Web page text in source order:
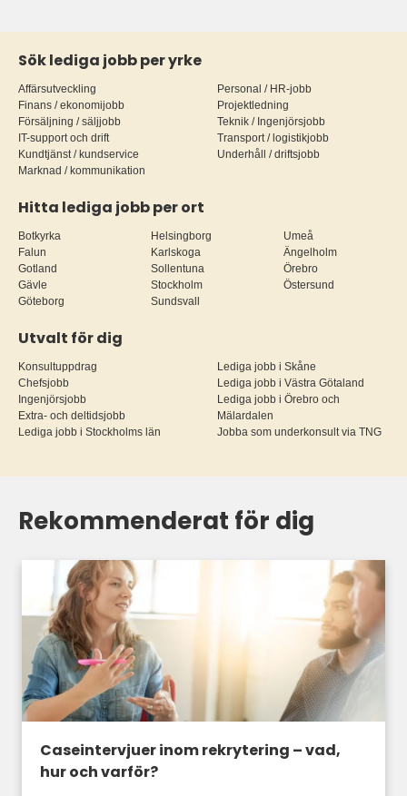
Sök lediga jobb per yrke
Affärsutveckling
Finans / ekonomijobb
Försäljning / säljjobb
IT-support och drift
Kundtjänst / kundservice
Marknad / kommunikation
Personal / HR-jobb
Projektledning
Teknik / Ingenjörsjobb
Transport / logistikjobb
Underhåll / driftsjobb
Hitta lediga jobb per ort
Botkyrka
Falun
Gotland
Gävle
Göteborg
Helsingborg
Karlskoga
Sollentuna
Stockholm
Sundsvall
Umeå
Ängelholm
Örebro
Östersund
Utvalt för dig
Konsultuppdrag
Chefsjobb
Ingenjörsjobb
Extra- och deltidsjobb
Lediga jobb i Stockholms län
Lediga jobb i Skåne
Lediga jobb i Västra Götaland
Lediga jobb i Örebro och
Mälardalen
Jobba som underkonsult via TNG
Rekommenderat för dig
Caseintervjuer inom rekrytering – vad,
hur och varför?